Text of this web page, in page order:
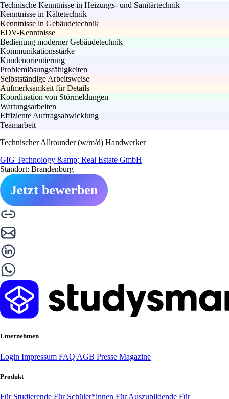
Technische Kenntnisse in Heizungs- und Sanitärtechnik
Kenntnisse in Kältetechnik
Kenntnisse in Gebäudetechnik
EDV-Kenntnisse
Bedienung moderner Gebäudetechnik
Kommunikationsstärke
Kundenorientierung
Problemlösungsfähigkeiten
Selbstständige Arbeitsweise
Aufmerksamkeit für Details
Koordination von Störmeldungen
Wartungsarbeiten
Effiziente Auftragsabwicklung
Teamarbeit
Technischer Allrounder (w/m/d) Handwerker
GIG Technology &amp; Real Estate GmbH
Standort: Brandenburg
Jetzt bewerben
Unternehmen
Login Impressum FAQ AGB Presse Magazine
Produkt
Für Studierende Für Schüler*innen Für Auszubildende Für